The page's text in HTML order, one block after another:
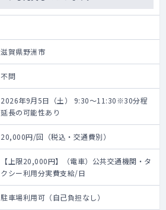
滋賀県野洲市
不問
2026年9月5日（土） 9:30～11:30※30分程
延長の可能性あり
20,000円/回（税込・交通費別）
【上限20,000円】（電車）公共交通機関・タ
クシー利用分実費支給/日
駐車場利用可（自己負担なし）